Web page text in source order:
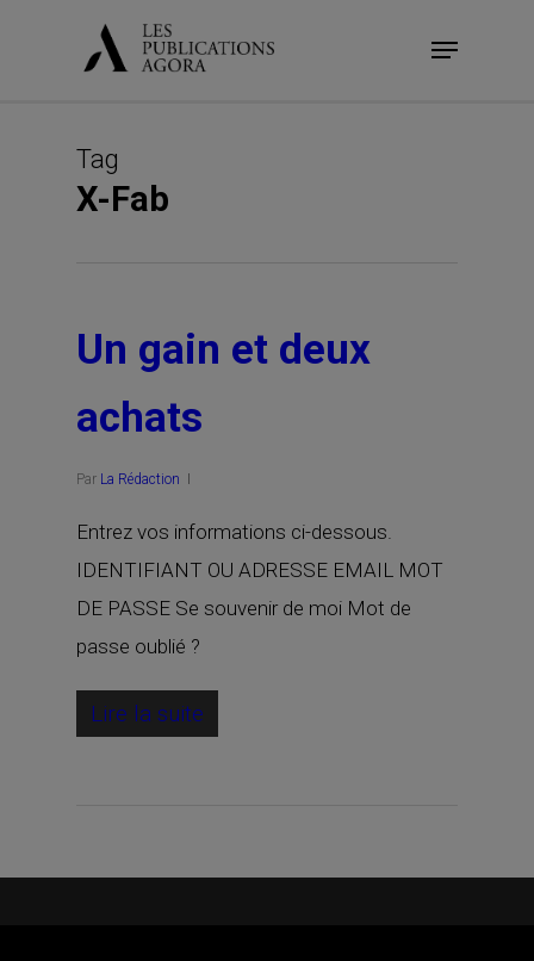
Menu
Tag
X-Fab
Un gain et deux
achats
Par La Rédaction
Entrez vos informations ci-dessous.
IDENTIFIANT OU ADRESSE EMAIL MOT
DE PASSE Se souvenir de moi Mot de
passe oublié ?
Lire la suite